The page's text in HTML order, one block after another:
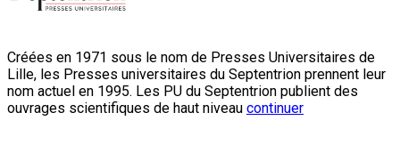
Créées en 1971 sous le nom de Presses Universitaires de
Lille, les Presses universitaires du Septentrion prennent leur
nom actuel en 1995. Les PU du Septentrion publient des
ouvrages scientifiques de haut niveau continuer